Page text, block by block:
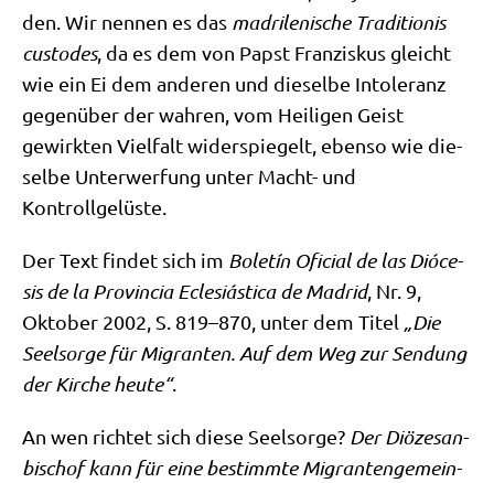
den. Wir nen­nen es das madri­le­ni­sche Tra­di­tio­nis
cus­to­des, da es dem von Papst Fran­zis­kus gleicht
wie ein Ei dem ande­ren und die­sel­be Into­le­ranz
gegen­über der wah­ren, vom Hei­li­gen Geist
gewirk­ten Viel­falt wider­spie­gelt, eben­so wie die­
sel­be Unter­wer­fung unter Macht- und
Kontrollgelüste.
Der Text fin­det sich im Boletín Ofi­ci­al de las Dióce­
sis de la Pro­vin­cia Ecle­siá­sti­ca de Madrid, Nr. 9,
Okto­ber 2002, S. 819–870, unter dem Titel „Die
Seel­sor­ge für Migran­ten. Auf dem Weg zur Sen­dung
der Kir­che heu­te“.
An wen rich­tet sich die­se Seel­sor­ge? Der Diö­ze­san­
bi­schof kann für eine bestimm­te Migran­ten­ge­mein­